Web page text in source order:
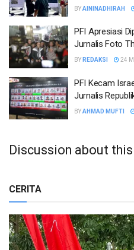
BYAININADHIRAH
PFI Apresiasi
Jurnalis Foto
BY REDAKSI 24
PFI Kecam
Jurnalis
BYAHMAD MUFTI
Discussion about
CERITA